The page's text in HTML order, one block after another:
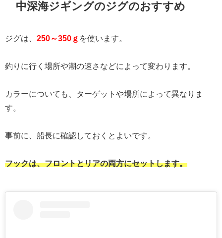
中深海ジギングのジグのおすすめ
ジグは、 250～350ｇ を使います。
釣りに行く場所や潮の速さなどによって変わります。
カラーについても、ターゲットや場所によって異なりま
す。
事前に、船長に確認しておくとよいです。
フックは、フロントとリアの両方にセットします。